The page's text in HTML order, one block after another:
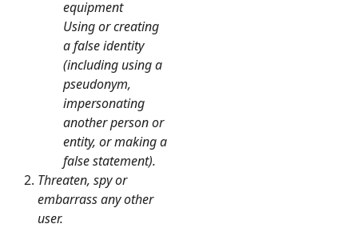
equipment
Using or creating
a false identity
(including using a
pseudonym,
impersonating
another person or
entity, or making a
false statement).
Threaten, spy or
embarrass any other
user.